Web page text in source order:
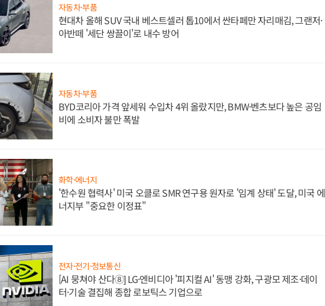
자동차·부품
현대차 올해 SUV 국내 베스트셀러 톱10에서 싼타페만 자리매김, 그랜저·
아반떼 '세단 쌍끌이'로 내수 방어
자동차·부품
BYD코리아 가격 앞세워 수입차 4위 올랐지만, BMW·벤츠보다 높은 공임
비에 소비자 불만 폭발
화학·에너지
'한수원 협력사' 미국 오클로 SMR 연구용 원자로 '임계 상태' 도달, 미국 에
너지부 "중요한 이정표"
전자·전기·정보통신
[AI 뭉쳐야 산다⑧] LG·엔비디아 '피지컬 AI' 동맹 강화, 구광모 제조·데이
터·기술 결집해 종합 로보틱스 기업으로